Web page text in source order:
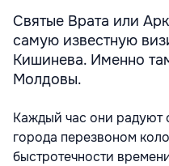
Святые Врата или
самую известную
Кишинева. Именно
Молдовы.
Каждый час они радуют
города перезвоном
быстротечности